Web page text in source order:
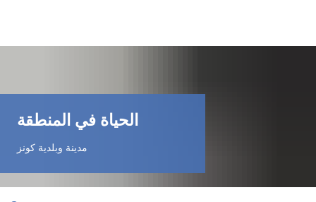
الحياة في المنطقة
مدينة وبلدية كونز